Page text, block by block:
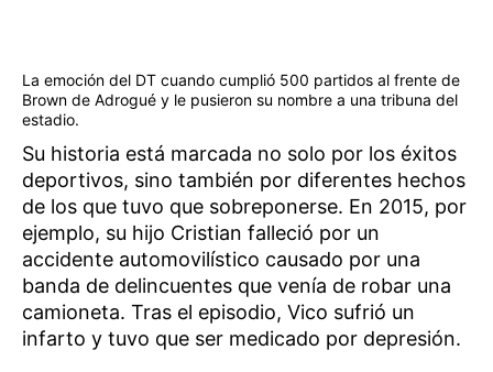
La emoción del DT cuando cumplió 500 partidos al frente de
Brown de Adrogué y le pusieron su nombre a una tribuna del
estadio.
Su historia está marcada no solo por los éxitos
deportivos, sino también por diferentes hechos
de los que tuvo que sobreponerse. En 2015, por
ejemplo, su hijo Cristian falleció por un
accidente automovilístico causado por una
banda de delincuentes que venía de robar una
camioneta. Tras el episodio, Vico sufrió un
infarto y tuvo que ser medicado por depresión.